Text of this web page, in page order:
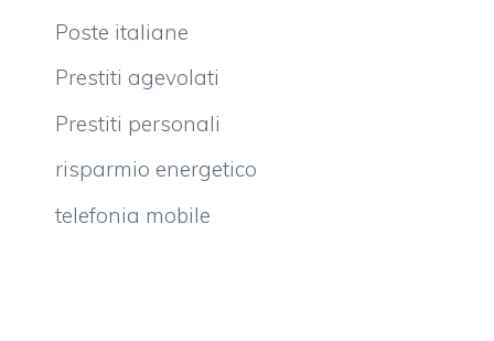
Poste italiane
Prestiti agevolati
Prestiti personali
risparmio energetico
telefonia mobile